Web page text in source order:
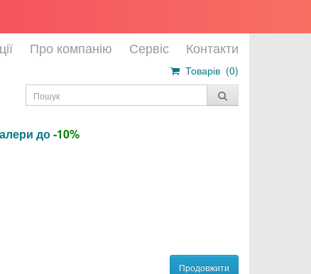
Про компанію Сервіс Контакти
Товарів (0)
до-10%
Продовжити